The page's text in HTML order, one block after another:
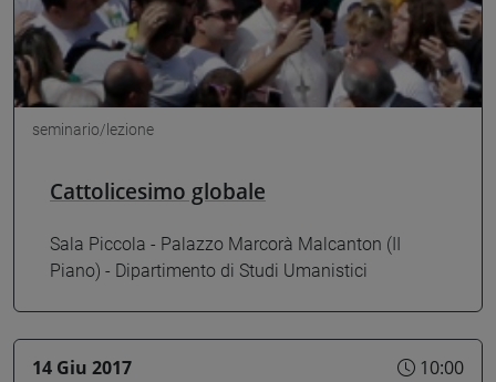
seminario/lezione
Cattolicesimo globale
Sala Piccola - Palazzo Marcorà Malcanton (II
Piano) - Dipartimento di Studi Umanistici
14 Giu 2017 10:00